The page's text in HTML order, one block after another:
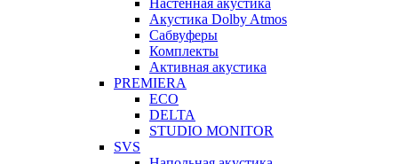
Настенная акустика
Акустика Dolby Atmos
Сабвуферы
Комплекты
Активная акустика
PREMIERA
ECO
DELTA
STUDIO MONITOR
SVS